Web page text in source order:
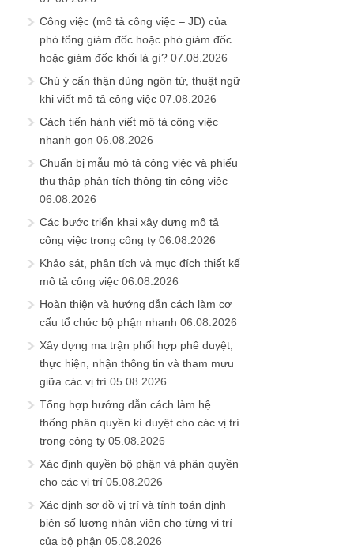
Công việc (mô tả công việc – JD) của
phó tổng giám đốc hoặc phó giám đốc
hoặc giám đốc khối là gì? 07.08.2026
Chú ý cẩn thận dùng ngôn từ, thuật ngữ
khi viết mô tả công việc 07.08.2026
Cách tiến hành viết mô tả công việc
nhanh gọn 06.08.2026
Chuẩn bị mẫu mô tả công việc và phiếu
thu thập phân tích thông tin công việc
06.08.2026
Các bước triển khai xây dựng mô tả
công việc trong công ty 06.08.2026
Khảo sát, phân tích và mục đích thiết kế
mô tả công việc 06.08.2026
Hoàn thiện và hướng dẫn cách làm cơ
cấu tổ chức bộ phận nhanh 06.08.2026
Xây dựng ma trận phối hợp phê duyệt,
thực hiện, nhận thông tin và tham mưu
giữa các vị trí 05.08.2026
Tổng hợp hướng dẫn cách làm hệ
thống phân quyền kí duyệt cho các vị trí
trong công ty 05.08.2026
Xác định quyền bộ phận và phân quyền
cho các vị trí 05.08.2026
Xác định sơ đồ vị trí và tính toán định
biên số lượng nhân viên cho từng vị trí
của bộ phận 05.08.2026